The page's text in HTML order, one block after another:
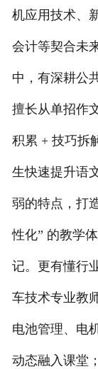
机应用技术、
会计等契合未
中，有深耕公
擅长从单招作
积累 + 技巧拆
生快速提升语
弱的特点，打
性化” 的教学
记。更有懂行
车技术专业教
电池管理、电
动态融入课堂